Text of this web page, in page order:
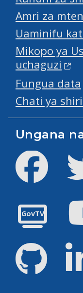
Amri za
Uaminifu
Mikopo ya
uchaguzi
Fungua data
Chati ya
Ungana
GovTV
GitHub